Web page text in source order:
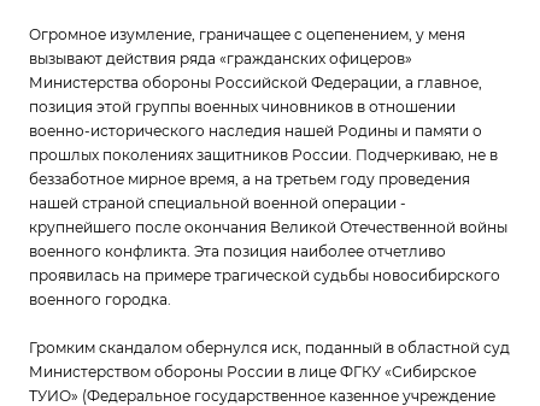
Огромное изумление, граничащее с оцепенением, у меня
вызывают действия ряда «гражданских офицеров»
Министерства обороны Российской Федерации, а главное,
позиция этой группы военных чиновников в отношении
военно-исторического наследия нашей Родины и памяти о
прошлых поколениях защитников России. Подчеркиваю, не в
беззаботное мирное время, а на третьем году проведения
нашей страной специальной военной операции -
крупнейшего после окончания Великой Отечественной войны
военного конфликта. Эта позиция наиболее отчетливо
проявилась на примере трагической судьбы новосибирского
военного городка.
Громким скандалом обернулся иск, поданный в областной суд
Министерством обороны России в лице ФГКУ «Сибирское
ТУИО» (Федеральное государственное казенное учреждение